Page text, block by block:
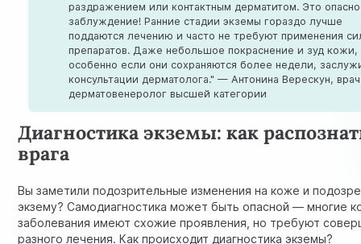
раздражением или контактным дерматитом. Это
заблуждение! Ранние стадии экземы гораздо лучше
поддаются лечению и часто не требуют применения
препаратов. Даже небольшое покраснение и зуд кожи,
особенно если они сохраняются более недели,
консультации дерматолога." — Антонина Верескун,
дерматовенеролог высшей категории
Диагностика экземы: как
врага
Вы заметили подозрительные изменения на коже и
экзему? Самодиагностика может быть опасной — многие
заболевания имеют схожие проявления, но требуют
разного лечения. Как происходит диагностика экземы?